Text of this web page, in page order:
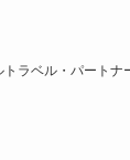
ラベル・パートナ